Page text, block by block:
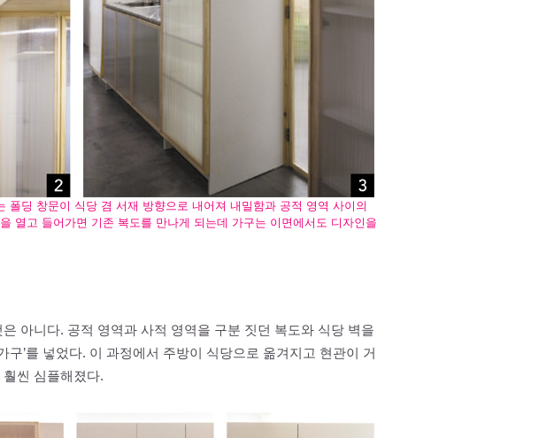
폴딩 창문이 식당 겸 서재 방향으로 내어져 내밀함과 공적 영역 사이의
열고 들어가면 기존 복도를 만나게 되는데 가구는 이면에서도 디자인을
아니다. 공적 영역과 사적 영역을 구분 짓던 복도와 식당 벽을
구’를 넣었다. 이 과정에서 주방이 식당으로 옮겨지고 현관이 거
씬 심플해졌다.